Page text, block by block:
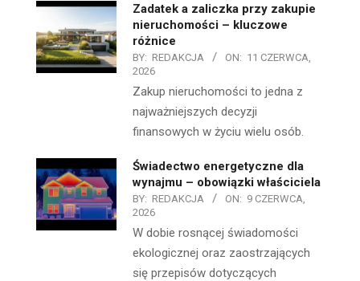
Zadatek a zaliczka przy zakupie
nieruchomości – kluczowe
różnice
BY: REDAKCJA ON: 11 CZERWCA,
2026
Zakup nieruchomości to jedna z
najważniejszych decyzji
finansowych w życiu wielu osób.
Świadectwo energetyczne dla
wynajmu – obowiązki właściciela
BY: REDAKCJA ON: 9 CZERWCA,
2026
W dobie rosnącej świadomości
ekologicznej oraz zaostrzających
się przepisów dotyczących